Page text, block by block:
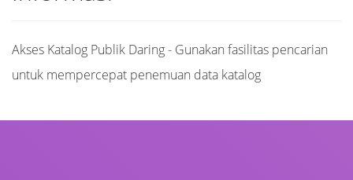
Akses Katalog Publik Daring - Gunakan fasilitas pencarian
untuk mempercepat penemuan data katalog